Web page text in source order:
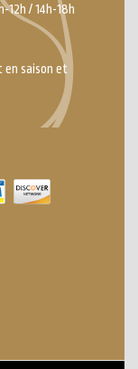
12h / 14h-18h
en saison et